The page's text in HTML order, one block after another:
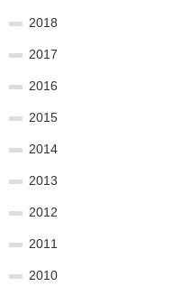
2018
2017
2016
2015
2014
2013
2012
2011
2010